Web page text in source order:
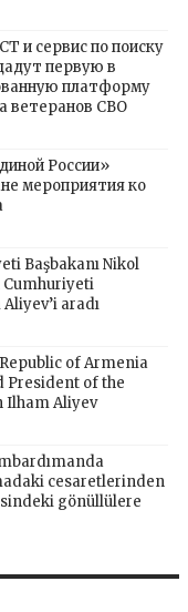
и сервис по поиску
первую в
платформу
ветеранов СВО
России»
мероприятия ко
Başbakanı Nikol
Cumhuriyeti
aradı
of Armenia
President of the
Ilham Aliyev
cesaretlerinden
gönüllülere